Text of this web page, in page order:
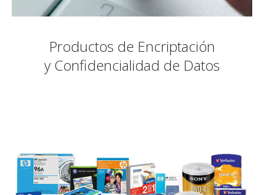
Productos de Encriptación
y Confidencialidad de Datos